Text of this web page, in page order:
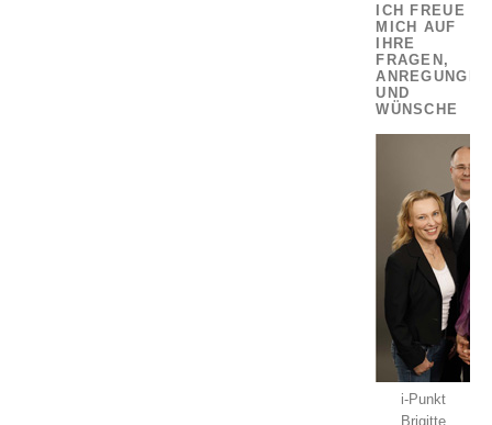
ICH FREUE
MICH AUF
IHRE
FRAGEN,
ANREGUNGEN
UND
WÜNSCHE
i-Punkt
Brigitte